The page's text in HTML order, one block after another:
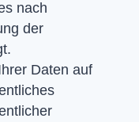
nach
der
Daten auf